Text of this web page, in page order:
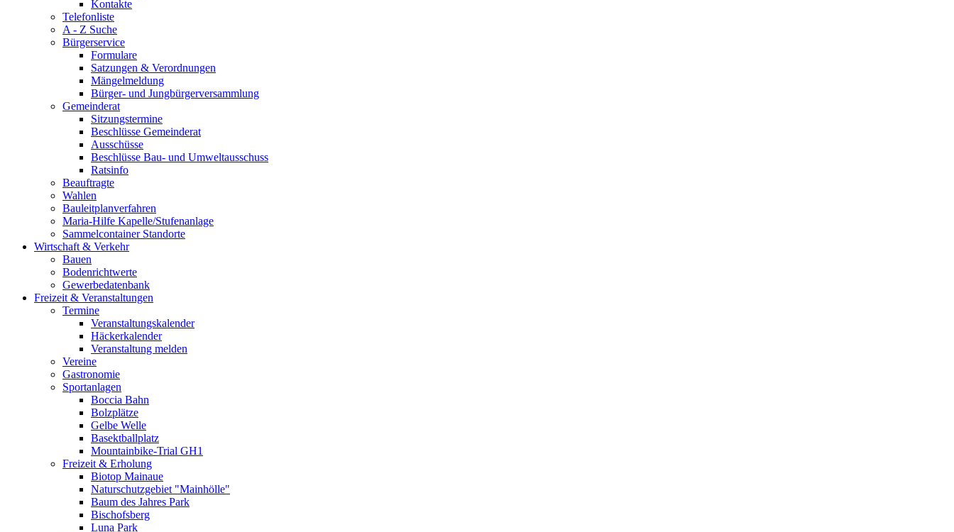
Kontakte
Telefonliste
A - Z Suche
Bürgerservice
Formulare
Satzungen & Verordnungen
Mängelmeldung
Bürger- und Jungbürgerversammlung
Gemeinderat
Sitzungstermine
Beschlüsse Gemeinderat
Ausschüsse
Beschlüsse Bau- und Umweltausschuss
Ratsinfo
Beauftragte
Wahlen
Bauleitplanverfahren
Maria-Hilfe Kapelle/Stufenanlage
Sammelcontainer Standorte
Wirtschaft & Verkehr
Bauen
Bodenrichtwerte
Gewerbedatenbank
Freizeit & Veranstaltungen
Termine
Veranstaltungskalender
Häckerkalender
Veranstaltung melden
Vereine
Gastronomie
Sportanlagen
Boccia Bahn
Bolzplätze
Gelbe Welle
Basektballplatz
Mountainbike-Trial GH1
Freizeit & Erholung
Biotop Mainaue
Naturschutzgebiet "Mainhölle"
Baum des Jahres Park
Bischofsberg
Luna Park